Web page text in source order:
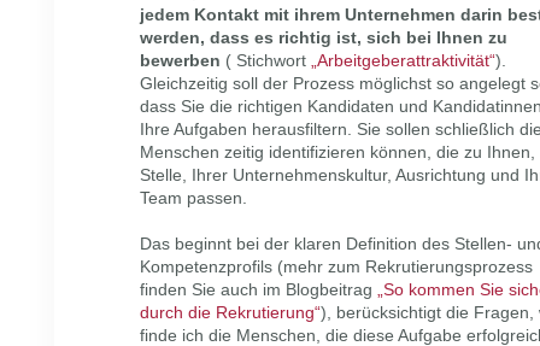
jedem Kontakt mit ihrem Unternehmen darin
werden, dass es richtig ist, sich bei Ihnen zu
bewerben ( Stichwort „Arbeitgeberattraktivität“).
Gleichzeitig soll der Prozess möglichst so angelegt
dass Sie die richtigen Kandidaten und
Ihre Aufgaben herausfiltern. Sie sollen schließlich
Menschen zeitig identifizieren können, die zu Ihnen,
Stelle, Ihrer Unternehmenskultur, Ausrichtung und
Team passen.
Das beginnt bei der klaren Definition des Stellen-
Kompetenzprofils (mehr zum Rekrutierungsprozess
finden Sie auch im Blogbeitrag
„So kommen Sie
durch die Rekrutierung“), berücksichtigt die Fragen,
finde ich die Menschen, die diese Aufgabe